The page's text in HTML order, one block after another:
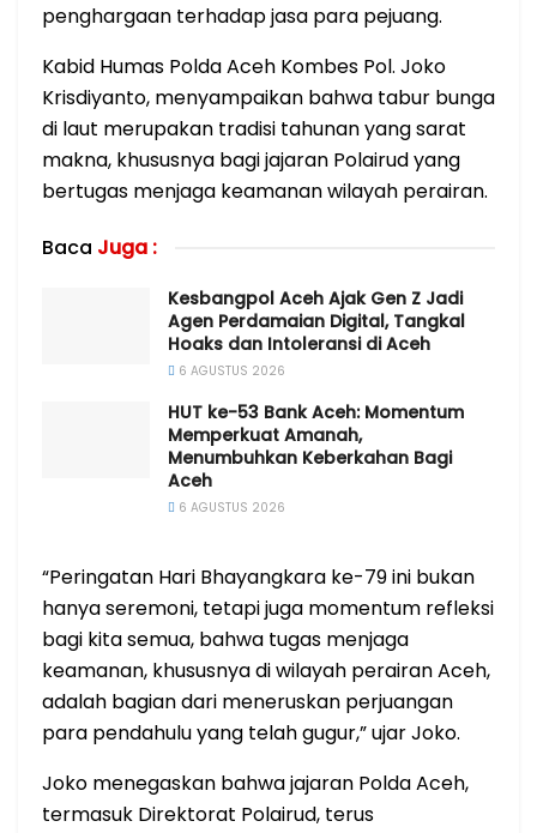
penghargaan terhadap jasa para pejuang.
Kabid Humas Polda Aceh Kombes Pol. Joko
Krisdiyanto, menyampaikan bahwa tabur bunga
di laut merupakan tradisi tahunan yang sarat
makna, khususnya bagi jajaran Polairud yang
bertugas menjaga keamanan wilayah perairan.
Baca Juga :
Kesbangpol Aceh Ajak Gen Z Jadi
Agen Perdamaian Digital, Tangkal
Hoaks dan Intoleransi di Aceh
6 AGUSTUS 2026
HUT ke-53 Bank Aceh: Momentum
Memperkuat Amanah,
Menumbuhkan Keberkahan Bagi
Aceh
6 AGUSTUS 2026
“Peringatan Hari Bhayangkara ke-79 ini bukan
hanya seremoni, tetapi juga momentum refleksi
bagi kita semua, bahwa tugas menjaga
keamanan, khususnya di wilayah perairan Aceh,
adalah bagian dari meneruskan perjuangan
para pendahulu yang telah gugur,” ujar Joko.
Joko menegaskan bahwa jajaran Polda Aceh,
termasuk Direktorat Polairud, terus